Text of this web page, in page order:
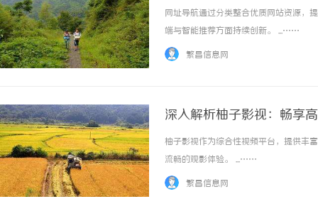
网址导航通过分类整合优质网站资源，
端与智能推荐方面持续创新。 ...……
繁昌信息网
深入解析柚子影视：畅享
柚子影视作为综合性视频平台，提供丰
流畅的观影体验。 ...……
繁昌信息网